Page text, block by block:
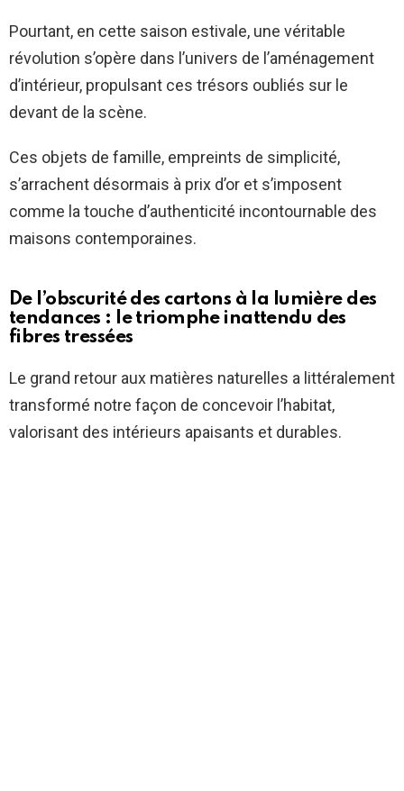
Pourtant, en cette saison estivale, une véritable
révolution s’opère dans l’univers de l’aménagement
d’intérieur, propulsant ces trésors oubliés sur le
devant de la scène.
Ces objets de famille, empreints de simplicité,
s’arrachent désormais à prix d’or et s’imposent
comme la touche d’authenticité incontournable des
maisons contemporaines.
De l’obscurité des cartons à la lumière des
tendances : le triomphe inattendu des
fibres tressées
Le grand retour aux matières naturelles a littéralement
transformé notre façon de concevoir l’habitat,
valorisant des intérieurs apaisants et durables.